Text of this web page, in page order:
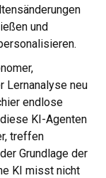
und
Lernanalyse neu
endlose
KI-Agenten
treffen
Grundlage der
KI misst nicht